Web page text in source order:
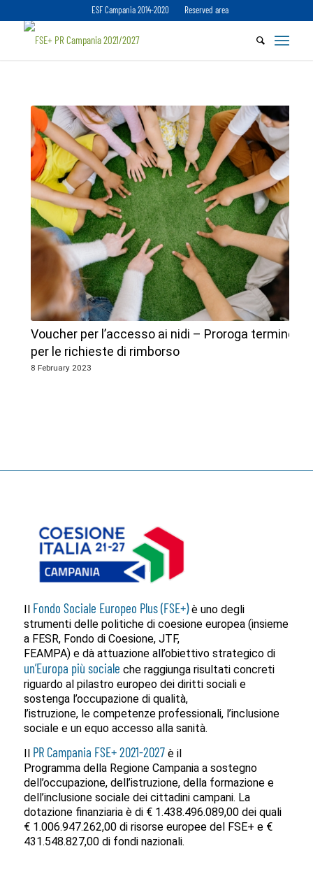
ESF Campania 2014-2020 Reserved area
Voucher per l’accesso ai nidi – Proroga termine
per le richieste di rimborso
8 February 2023
Il Fondo Sociale Europeo Plus (FSE+)è uno degli
strumenti delle politiche di coesione europea (insieme
a FESR, Fondo di Coesione, JTF,
FEAMPA) e dà attuazione all’obiettivo strategico di
un’Europa più sociale che raggiunga risultati concreti
riguardo al pilastro europeo dei diritti sociali e
sostenga l’occupazione di qualità,
l’istruzione, le competenze professionali, l’inclusione
sociale e un equo accesso alla sanità.
PR Campania FSE+ 2021-2027è il
Programma della Regione Campania a sostegno
dell’occupazione, dell’istruzione, della formazione e
dell’inclusione sociale dei cittadini campani. La
dotazione finanziaria è di € 1.438.496.089,00 dei quali
€ 1.006.947.262,00 di risorse europee del FSE+ e €
431.548.827,00 di fondi nazionali.